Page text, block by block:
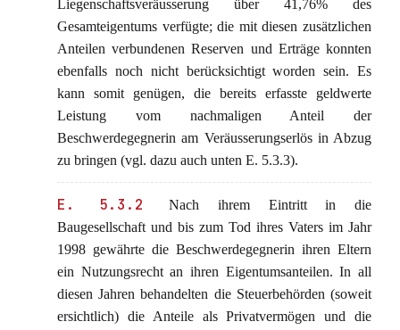
Liegenschaftsveräusserung über 41,76% des
Gesamteigentums verfügte; die mit diesen zusätzlichen
Anteilen verbundenen Reserven und Erträge konnten
ebenfalls noch nicht berücksichtigt worden sein. Es
kann somit genügen, die bereits erfasste geldwerte
Leistung vom nachmaligen Anteil der
Beschwerdegegnerin am Veräusserungserlös in Abzug
zu bringen (vgl. dazu auch unten E. 5.3.3).
E. 5.3.2
Nach ihrem Eintritt in die
Baugesellschaft und bis zum Tod ihres Vaters im Jahr
1998 gewährte die Beschwerdegegnerin ihren Eltern
ein Nutzungsrecht an ihren Eigentumsanteilen. In all
diesen Jahren behandelten die Steuerbehörden (soweit
ersichtlich) die Anteile als Privatvermögen und die